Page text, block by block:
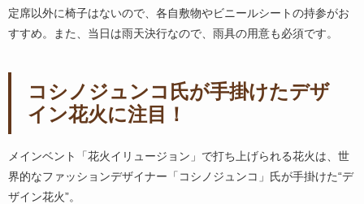
定席以外に椅子はないので、各自敷物やビニールシートの持参がお
すすめ。また、当日は雨天決行なので、雨具の用意も必須です。
コシノジュンコ氏が手掛けたデザ
イン花火に注目！
メインベント「花火イリュージョン」で打ち上げられる花火は、世
界的なファッションデザイナー「コシノジュンコ」氏が手掛けた“デ
ザイン花火”。